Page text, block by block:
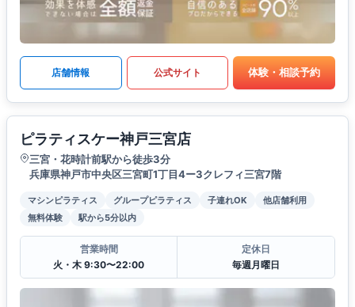
店舗情報 公式サイト 体験・相談予約
ピラティスケー神戸三宮店
三宮・花時計前駅から徒歩3分
兵庫県神戸市中央区三宮町1丁目4ー3クレフィ三宮7階
マシンピラティス グループピラティス 子連れOK
他店舗利用
無料体験
駅から5分以内
営業時間
火・木 9:30〜22:00
定休日
毎週月曜日